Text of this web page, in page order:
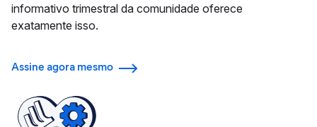
informativo trimestral da comunidade oferece
exatamente isso.
Assine agora mesmo